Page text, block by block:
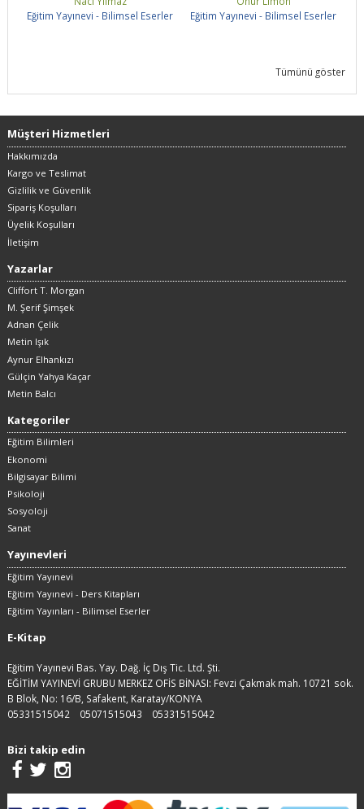
Eğitim Yayınevi - Bilimsel Eserler
Eğitim Yayınevi - Bilimsel Eserler
Tümünü göster
Müşteri Hizmetleri
Hakkımızda
Kargo ve Teslimat
Gizlilik ve Güvenlik
Sipariş Koşulları
Üyelik Koşulları
İletişim
Yazarlar
Cliffort T. Morgan
M. Şerif Şimşek
Adnan Çelik
Metin Işık
Aynur Elhankızı
Gülçin Yahya Kaçar
Metin Balcı
Kategoriler
Eğitim Bilimleri
Ekonomi
Bilgisayar Bilimi
Psikoloji
Sosyoloji
Sanat
Yayınevleri
Eğitim Yayınevi
Eğitim Yayınevi - Ders Kitapları
Eğitim Yayınları - Bilimsel Eserler
E-Kitap
Eğitim Yayınevi Bas. Yay. Dağ. İç Dış Tic. Ltd. Şti.
EĞİTİM YAYINEVİ GRUBU MERKEZ OFİS BİNASI: Fevzi Çakmak mah. 10721 sok.
B Blok, No: 16/B, Safakent, Karatay/KONYA
05331515042
05071515043 05331515042
Bizi takip edin